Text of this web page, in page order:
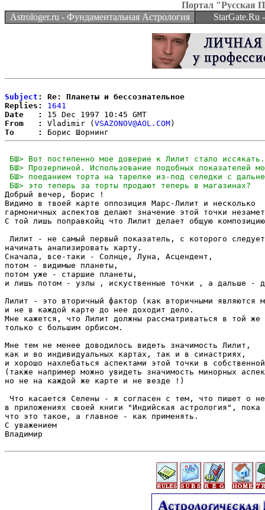
Портал "Русская
Astrologer.ru - Фундаментальная Астрология
StarGate.Ru
Subject : Re: Планеты и бессознательное
Replies:
1641
Date   :
From   :
Vladimir (VSAZONOV@AOL.COM
To     :
Добрый вечер, Борис !
Видимо в твоей карте оппозиция Марс-Лилит и несколько
гармоничных аспектов делают значение этой точки
С той лишь поправкойц что Лилит делает общую
Лилит - не самый первый показатель, с которого следует
начинать анализировать карту.
Сначала, все-таки - Солнце, Луна, Асцендент,
потом - видимые планеты,
потом уже - старшие планеты,
и лишь потом - узлы , искуственные точки , а дальше -
Лилит - это вторичный фактор (как вторичными являются
и не в каждой карте до нее доходит дело.
Мне кажется, что Лилит должны рассматриваться в той
только с большим орбисом.
Мне тем не менее доводилось видеть значимость Лилит,
как и во индивидуальных картах, так и в синастриях,
и хорошо нахлебаться аспектами этой точки в
(также например можно увидеть значимость минорных
но не на каждой же карте и не везде !)
Что касается Селены - я согласен с тем, что пишет о
в приложениях своей книги "Индийская астрология",
что это такое, а главное - как применять.
С уважением
Владимир